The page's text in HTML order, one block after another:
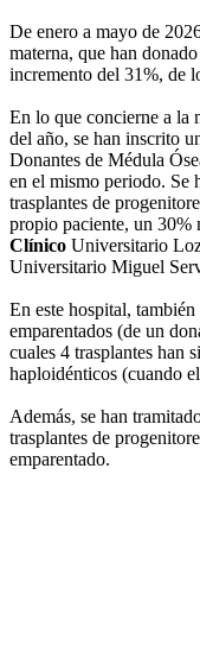
De enero a mayo de
materna, que han
incremento del 31%, de
En lo que concierne a la
del año, se han inscrito
Donantes de Médula
en el mismo periodo. Se
trasplantes de
propio paciente, un 30%
Clínico Universitario
Universitario Miguel
En este hospital,
emparentados (de un
cuales 4 trasplantes han
haploidénticos (cuando
Además, se han
trasplantes de
emparentado.